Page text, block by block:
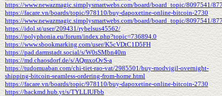
https://www.newazmagic.simplysmartwebs.com/board/board_topic/8097541/
https://facare.vn/boards/topic/978110/buy-dapoxetine-online-bitcoin-2730
https://www.newazmagic.simplysmartwebs.com/board/board_topic/8097541/
https://idol.st/user/209431/rybelsus45562/
https://polyphonia.eu/forum/index.php?topic=736894.0
https://www.sbookmarking.com/user/K5cVDtC1D5FH
https://pad.darmstadt.social/s/W0sSMbn40m
https://md.chaosdorf.de/s/AQmxoOvS-a
https://tudomuaban.com/chi-tiet-rao-vat/2985501/buy-modvigil-overnight-
shipping-bitcoin-seamless-ordering-from-home.html
https://facare.vn/boards/topic/978110/buy-dapoxetine-online-bitcoin-2730
https://hackmd.hub.yt/s/TYLLIUFbb